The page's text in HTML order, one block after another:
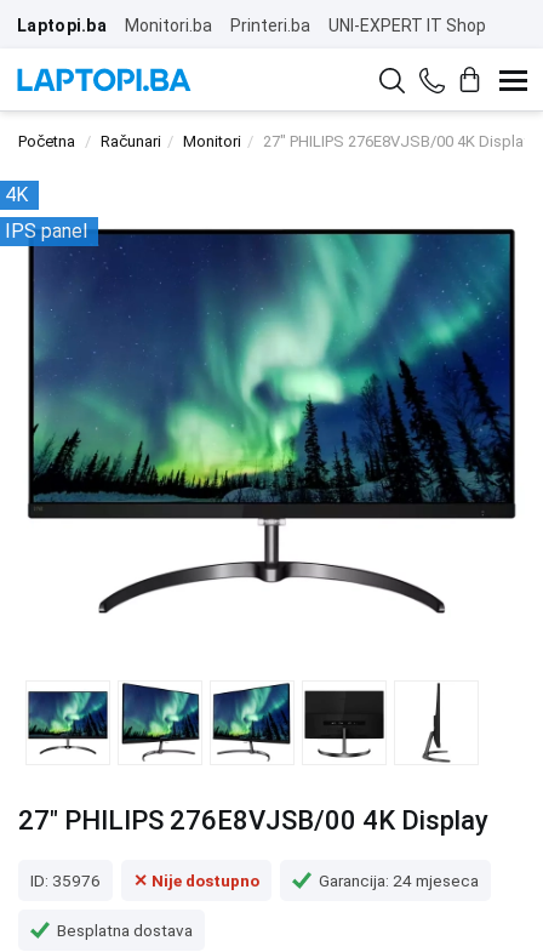
Laptopi.ba Monitori.ba Printeri.ba UNI-EXPERT IT Shop
Početna Računari Monitori 27" PHILIPS 276E8VJSB/00 4K Display
4K
IPS panel
27" PHILIPS 276E8VJSB/00 4K Display
ID: 35976 ✕ Nije dostupno Garancija: 24 mjeseca
Besplatna dostava